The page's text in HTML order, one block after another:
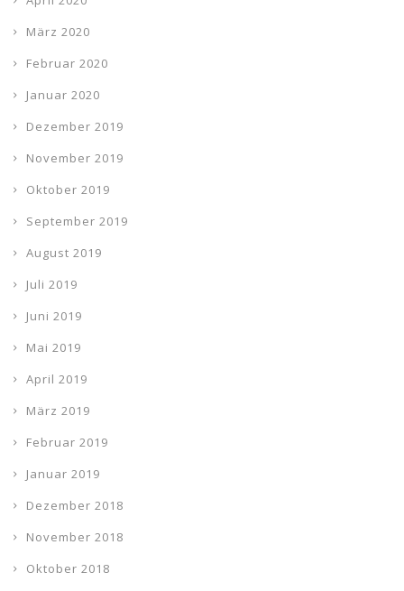
März 2020
Februar 2020
Januar 2020
Dezember 2019
November 2019
Oktober 2019
September 2019
August 2019
Juli 2019
Juni 2019
Mai 2019
April 2019
März 2019
Februar 2019
Januar 2019
Dezember 2018
November 2018
Oktober 2018